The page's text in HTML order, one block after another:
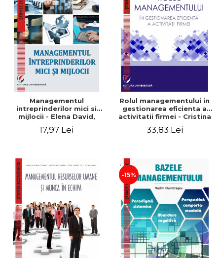
Managementul
intreprinderilor mici si
mijlocii - Elena David,
Roxana Carmen Ionescu,
17,97 Lei
Rolul managementului in
gestionarea eficienta a
activitatii firmei - Cristina
Gabriel Nastase, Mihaela-
33,83 Lei
-15%